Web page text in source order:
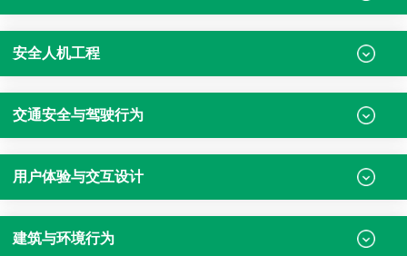
安全人机工程
交通安全与驾驶行为
用户体验与交互设计
建筑与环境行为